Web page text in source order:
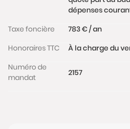
dépenses
Taxe foncière
783 € / an
Honoraires TTC
À la charge du
Numéro de
mandat
2157